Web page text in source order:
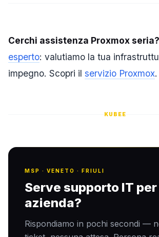
Cerchi assistenza Proxmox seria?
esperto: valutiamo la tua
impegno. Scopri il servizio Proxmox.
KUBEE
MSP · VENETO · FRIULI
Serve supporto IT
azienda?
Rispondiamo in pochi secondi —